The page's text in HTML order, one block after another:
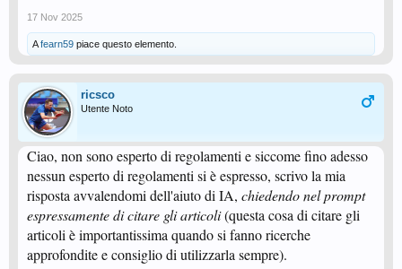
17 Nov 2025
Afearn59 piace questo elemento.
ricsco
Utente Noto
Ciao, non sono esperto di regolamenti e siccome fino adesso
nessun esperto di regolamenti si è espresso, scrivo la mia
risposta avvalendomi dell'aiuto di IA, chiedendo nel prompt
espressamente di citare gli articoli(questa cosa di citare gli
articoli è importantissima quando si fanno ricerche
approfondite e consiglio di utilizzarla sempre).